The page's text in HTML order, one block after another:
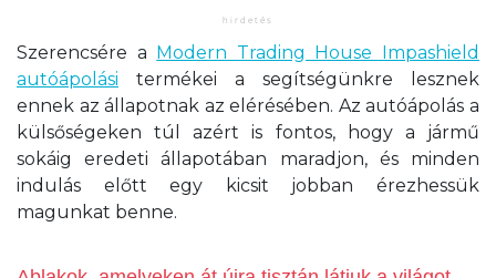
Szerencsére a Modern Trading House Impashield
autóápolási termékei a segítségünkre lesznek
ennek az állapotnak az elérésében. Az autóápolás a
külsőségeken túl azért is fontos, hogy a jármű
sokáig eredeti állapotában maradjon, és minden
indulás előtt egy kicsit jobban érezhessük
magunkat benne.